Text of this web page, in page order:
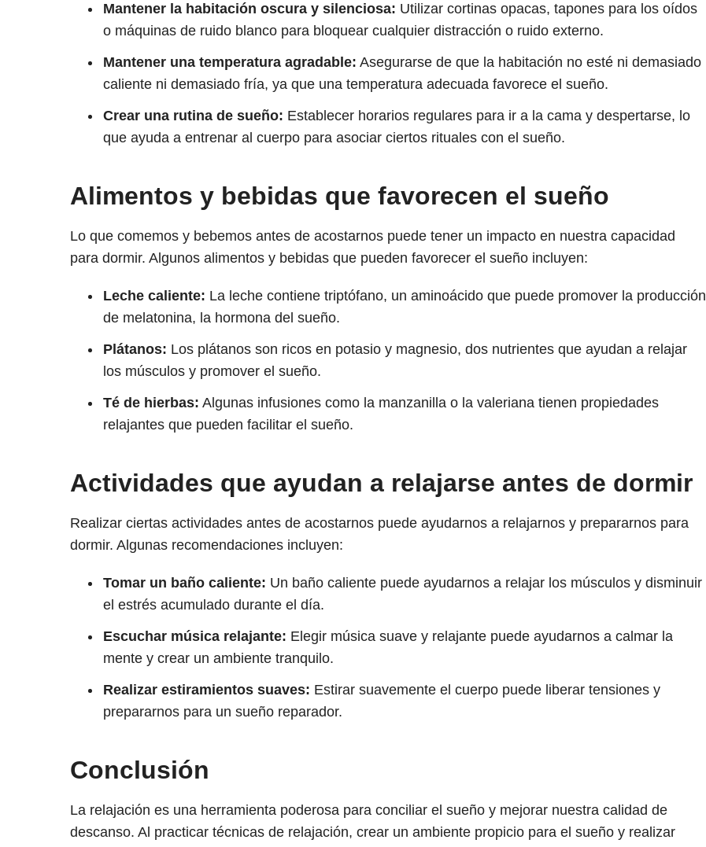
Mantener la habitación oscura y silenciosa: Utilizar cortinas opacas, tapones para los oídos
o máquinas de ruido blanco para bloquear cualquier distracción o ruido externo.
Mantener una temperatura agradable: Asegurarse de que la habitación no esté ni demasiado
caliente ni demasiado fría, ya que una temperatura adecuada favorece el sueño.
Crear una rutina de sueño: Establecer horarios regulares para ir a la cama y despertarse, lo
que ayuda a entrenar al cuerpo para asociar ciertos rituales con el sueño.
Alimentos y bebidas que favorecen el sueño
Lo que comemos y bebemos antes de acostarnos puede tener un impacto en nuestra capacidad
para dormir. Algunos alimentos y bebidas que pueden favorecer el sueño incluyen:
Leche caliente: La leche contiene triptófano, un aminoácido que puede promover la producción
de melatonina, la hormona del sueño.
Plátanos: Los plátanos son ricos en potasio y magnesio, dos nutrientes que ayudan a relajar
los músculos y promover el sueño.
Té de hierbas: Algunas infusiones como la manzanilla o la valeriana tienen propiedades
relajantes que pueden facilitar el sueño.
Actividades que ayudan a relajarse antes de dormir
Realizar ciertas actividades antes de acostarnos puede ayudarnos a relajarnos y prepararnos para
dormir. Algunas recomendaciones incluyen:
Tomar un baño caliente: Un baño caliente puede ayudarnos a relajar los músculos y disminuir
el estrés acumulado durante el día.
Escuchar música relajante: Elegir música suave y relajante puede ayudarnos a calmar la
mente y crear un ambiente tranquilo.
Realizar estiramientos suaves: Estirar suavemente el cuerpo puede liberar tensiones y
prepararnos para un sueño reparador.
Conclusión
La relajación es una herramienta poderosa para conciliar el sueño y mejorar nuestra calidad de
descanso. Al practicar técnicas de relajación, crear un ambiente propicio para el sueño y realizar